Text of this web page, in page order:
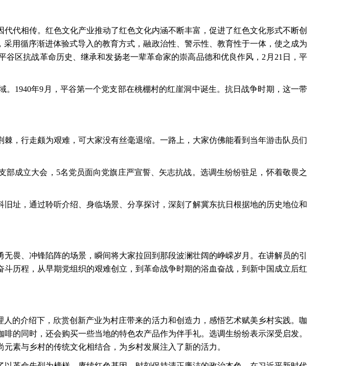
代相传。红色文化产业推动了红色文化内涵不断丰富，促进了红色文化形式不断创
采用循序渐进体验式导入的教育方式，融政治性、警示性、教育性于一体，使之成为
区抗战革命历史、继承和发扬老一辈革命家的崇高品德和优良作风，2月21日，平
。 1940年9月，平谷第一个党支部在桃棚村的红崖洞中诞生。抗日战争时期，这一带
，行走颇为艰难，可大家没有丝毫退缩。一路上，大家仿佛能看到当年游击队员们
部成立大会， 5名党员面向党旗庄严宣誓、矢志抗战。选调生纷纷驻足，怀着敬畏之
址，通过聆听介绍、身临场景、分享探讨，深刻了解冀东抗日根据地的历史地位和
畏、冲锋陷阵的场景，瞬间将大家拉回到那段波澜壮阔的峥嵘岁月。在讲解员的引
历程，从早期党组织的艰难创立，到革命战争时期的浴血奋战，到新中国成立后红
人的介绍下，欣赏创新产业为村庄带来的活力和创造力，感悟艺术赋美乡村实践。咖
的同时，还会购买一些当地的特色农产品作为伴手礼。选调生纷纷表示深受启发。
素与乡村的传统文化相结合，为乡村发展注入了新的活力。